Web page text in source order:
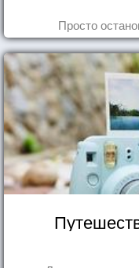
Просто